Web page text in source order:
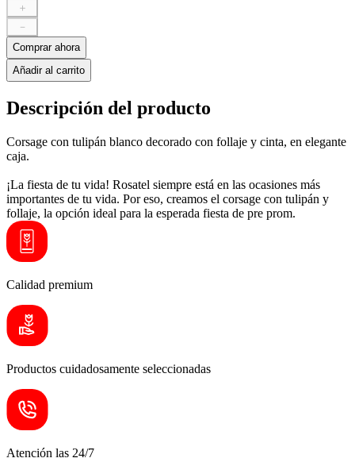
＋
－
Comprar ahora
Añadir al carrito
Descripción del producto
Corsage con tulipán blanco decorado con follaje y cinta, en elegante
caja.
¡La fiesta de tu vida! Rosatel siempre está en las ocasiones más
importantes de tu vida. Por eso, creamos el corsage con tulipán y
follaje, la opción ideal para la esperada fiesta de pre prom.
Calidad premium
Productos cuidadosamente seleccionadas
Atención las 24/7